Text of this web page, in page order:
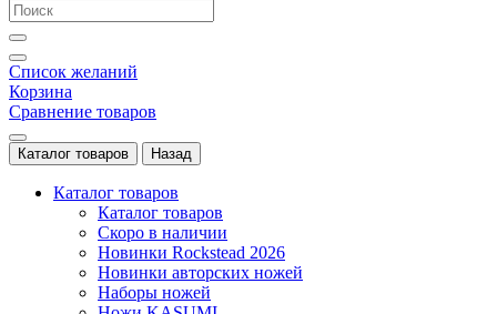
Список желаний
Корзина
Сравнение товаров
Каталог товаров Назад
Каталог товаров
Каталог товаров
Скоро в наличии
Новинки Rockstead 2026
Новинки авторских ножей
Наборы ножей